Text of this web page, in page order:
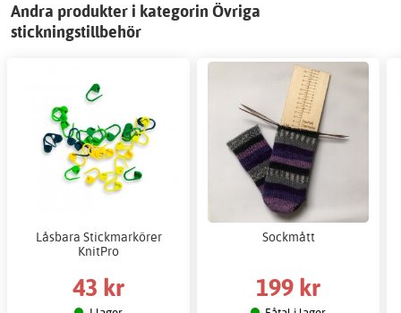
Andra produkter i kategorin Övriga
stickningstillbehör
Låsbara Stickmarkörer
KnitPro
43 kr
Sockmått
199 kr